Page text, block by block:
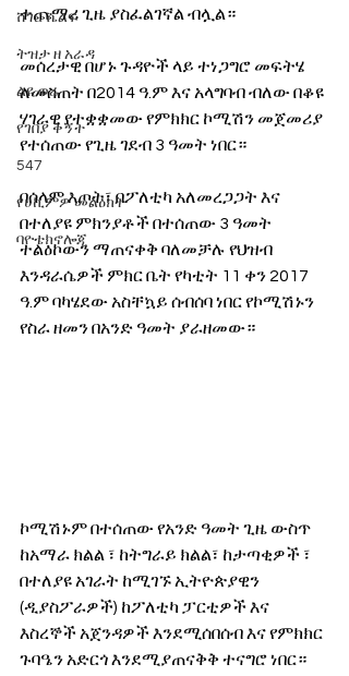
ሸገር ሼልፍ
ትዝታ ዘ አራዳ
ልዩ ወሬ
የገበያ ቅኝት
547
የሀኪምዎ መልዕክት
ባዮቴክኖሎጂ
ተጨማሪ ጊዜ ያስፈልገኛል ብሏል።
መሰረታዊ በሆኑ ጉዳዮች ላይ ተነጋግሮ መፍትሄ
ለመስጠት በ2014 ዓ.ም እና አላግባብ ብለው በቆዩ
ሃገራዊ የተቋቋመው የምክክር ኮሚሽን መጀመሪያ
የተሰጠው የጊዜ ገደብ 3 ዓመት ነበር።
በሰላም እጦት፣ በፖለቲካ አለመረጋጋት እና
በተለያዩ ምክንያቶች በተሰጠው 3 ዓመት
ተልዕኮውን ማጠናቀቅ ባለመቻሉ የህዝብ
እንዳራሴዎች ምክር ቤት የካቲት 11 ቀን 2017
ዓ.ም ባካሄደው አስቸኳይ ሰብሰባ ነበር የኮሚሽኑን
የስራ ዘመን በአንድ ዓመት ያራዘመው።
ኮሚሽኑም በተሰጠው የአንድ ዓመት ጊዜ ውስጥ
ከአማራ ክልል ፣ ከትግራይ ክልል፣ ከታጣቂዎች ፣
በተለያዩ አገራት ከሚገኙ ኢትዮጵያዊን
(ዲያስፖራዎች) ከፖለቲካ ፓርቲዎች እና
እስረኞች አጀንዳዎች እንደሚሰበሰብ እና የምክክር
ጉባዔን አድርጎ እንደሚያጠናቅቅ ተናግሮ ነበር።